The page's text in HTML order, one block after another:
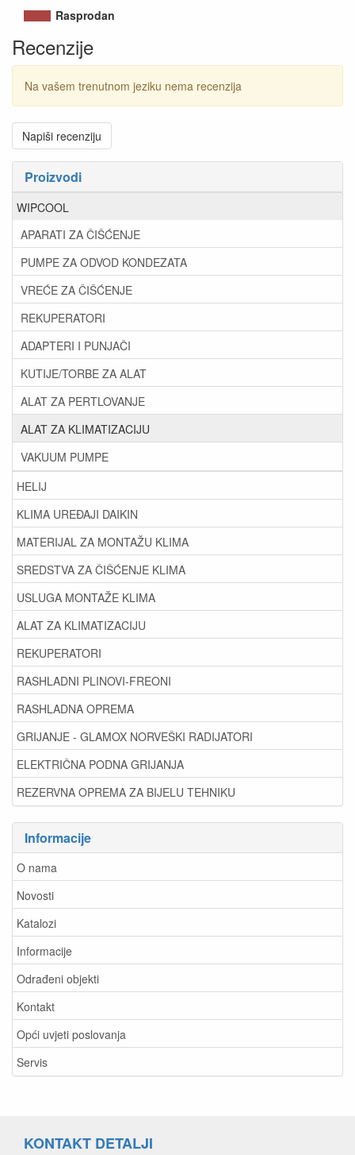
Rasprodan
Recenzije
Na vašem trenutnom jeziku nema recenzija
Napiši recenziju
Proizvodi
WIPCOOL
APARATI ZA ČIŠĆENJE
PUMPE ZA ODVOD KONDEZATA
VREĆE ZA ČIŠĆENJE
REKUPERATORI
ADAPTERI I PUNJAČI
KUTIJE/TORBE ZA ALAT
ALAT ZA PERTLOVANJE
ALAT ZA KLIMATIZACIJU
VAKUUM PUMPE
HELIJ
KLIMA UREĐAJI DAIKIN
MATERIJAL ZA MONTAŽU KLIMA
SREDSTVA ZA ČIŠĆENJE KLIMA
USLUGA MONTAŽE KLIMA
ALAT ZA KLIMATIZACIJU
REKUPERATORI
RASHLADNI PLINOVI-FREONI
RASHLADNA OPREMA
GRIJANJE - GLAMOX NORVEŠKI RADIJATORI
ELEKTRIČNA PODNA GRIJANJA
REZERVNA OPREMA ZA BIJELU TEHNIKU
Informacije
O nama
Novosti
Katalozi
Informacije
Odrađeni objekti
Kontakt
Opći uvjeti poslovanja
Servis
KONTAKT DETALJI